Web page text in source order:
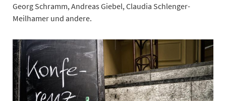
Georg Schramm, Andreas Giebel, Claudia Schlenger-
Meilhamer und andere.